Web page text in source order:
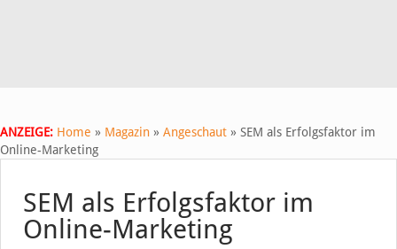
ANZEIGE: Home » Magazin » Angeschaut » SEM als Erfolgsfaktor im
Online-Marketing
SEM als Erfolgsfaktor im
Online-Marketing